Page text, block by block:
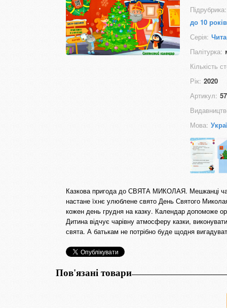
Підрубрика:
до 10 років
Серія:
Палітурка:
Кількість
Рік: 2020
Артикул:
Мова:
Казкова пригода до СВЯТА МИКОЛАЯ. Мешканці
настане їхнє улюблене свято День Святого
кожен день грудня на казку. Календар допоможе
Дитина відчує чарівну атмосферу казки,
свята. А батькам не потрібно буде щодня
Пов'язані товари